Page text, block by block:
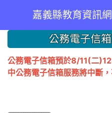
嘉義縣教育資訊網
::: 公務電子信
公務電子信箱預於8/11(二
中公務電子信箱服務將中斷